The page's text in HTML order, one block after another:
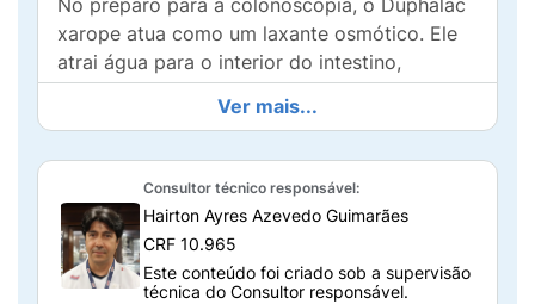
No preparo para a colonoscopia, o Duphalac
xarope atua como um laxante osmótico. Ele
atrai água para o interior do intestino,
amolecendo as fezes e estimulando o
esvaziamento rápido do cólon. Essa limpeza
que o médico visualize com clareza as
paredes do intestino durante o exame,
devendo ser utilizado estritamente conforme
as doses e horários prescritos pela equipe
médica.
Ver mais...
Consultor técnico responsável:
Hairton Ayres Azevedo Guimarães
CRF 10.965
Este conteúdo foi criado sob a supervisão
técnica do Consultor responsável.